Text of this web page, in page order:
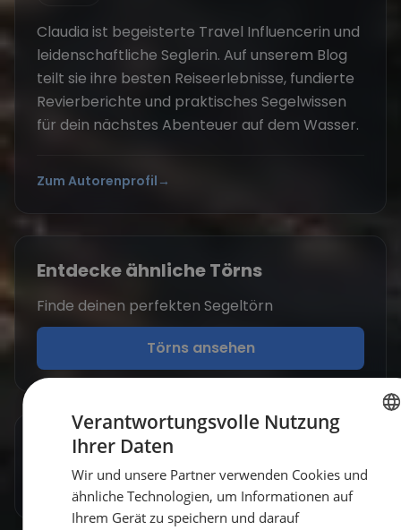
Claudia ist begeisterte Travel Influencerin und
leidenschaftliche Seglerin. Auf unserem Blog
teilt sie ihre besten Reiseerlebnisse, fundierte
Revierberichte und praktisches Segelwissen
für dein nächstes Abenteuer auf dem Wasser.
Zum Autorenprofil →
Entdecke ähnliche Törns
Finde deinen perfekten Segeltörn
Törns ansehen
Artikel teilen
GERMAN
GERMAN
ENGLISH
Verantwortungsvolle
Nutzung Ihrer Daten
Wir und unsere Partner verwenden
Cookies und ähnliche Technologien, um
Informationen auf Ihrem Gerät zu
personenbezogene Daten wie Ihre IP-
Browsing-Daten zu verarbeiten, für
personalisierte Werbung und Inhalte,
Messung von Werbung und Inhalten,
Zielgruppen-Insights und zur
Verbesserung von Diensten.Drittanbieter
(4)können Ihre Daten auch für diese und
andere Zwecke verarbeiten, einschließlich
der Nutzung genauer
Gerätemerkmale. Ihre Auswahl gilt nur für
diese Website. Einige Anbieter können
sich statt auf Ihre Einwilligung auf
berechtigte Interessen stützen; Sie haben
das Recht, in denWerbeeinstellungen
Widerspruch einzulegen. Sie können Ihre